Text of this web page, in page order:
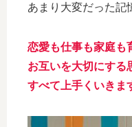
あまり大変だった記
恋愛も仕事も家庭も
お互いを大切にする
すべて上手くいきま